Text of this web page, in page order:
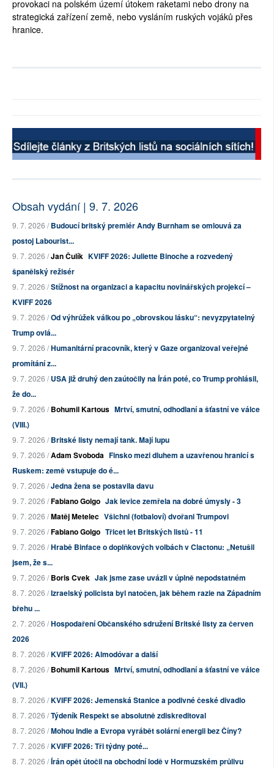
provokaci na polském území útokem raketami nebo drony na
strategická zařízení země, nebo vysláním ruských vojáků přes
hranice.
Obsah vydání | 9. 7. 2026
9. 7. 2026 /Budoucí britský premiér Andy Burnham se omlouvá za
postoj Labourist...
9. 7. 2026 /Jan Čulík KVIFF 2026: Juliette Binoche a rozvedený
španělský režisér
9. 7. 2026 /Stížnost na organizaci a kapacitu novinářských projekcí –
KVIFF 2026
9. 7. 2026 /Od výhrůžek válkou po „obrovskou lásku“: nevyzpytatelný
Trump ovlá...
9. 7. 2026 /Humanitární pracovník, který v Gaze organizoval veřejné
promítání z...
9. 7. 2026 /USA již druhý den zaútočily na Írán poté, co Trump prohlásil,
že do...
9. 7. 2026 /Bohumil Kartous Mrtví, smutní, odhodlaní a šťastní ve válce
(VIII.)
9. 7. 2026 /Britské listy nemají tank. Mají lupu
9. 7. 2026 /Adam Svoboda Finsko mezi dluhem a uzavřenou hranicí s
Ruskem: země vstupuje do é...
9. 7. 2026 /Jedna žena se postavila davu
9. 7. 2026 /Fabiano Golgo Jak levice zemřela na dobré úmysly - 3
9. 7. 2026 /Matěj Metelec Všichni (fotbaloví) dvořani Trumpovi
9. 7. 2026 /Fabiano Golgo Třicet let Britských listů - 11
9. 7. 2026 /Hrabě Binface o doplňkových volbách v Clactonu: „Netušil
jsem, že s...
9. 7. 2026 /Boris Cvek Jak jsme zase uvázli v úplně nepodstatném
8. 7. 2026 /Izraelský policista byl natočen, jak během razie na Západním
břehu ...
2. 7. 2026 /Hospodaření Občanského sdružení Britské listy za červen
2026
8. 7. 2026 /KVIFF 2026: Almodóvar a další
8. 7. 2026 /Bohumil Kartous Mrtví, smutní, odhodlaní a šťastní ve válce
(VII.)
8. 7. 2026 /KVIFF 2026: Jemenská Stanice a podivné české divadlo
8. 7. 2026 /Týdeník Respekt se absolutně zdiskreditoval
8. 7. 2026 /Mohou Indie a Evropa vyrábět solární energii bez Číny?
7. 7. 2026 /KVIFF 2026: Tři týdny poté...
8. 7. 2026 /Írán opět útočil na obchodní lodě v Hormuzském průlivu